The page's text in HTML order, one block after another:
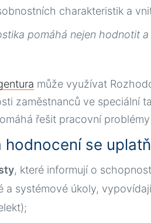
charakteristik a
pomáhá nejen hodnotit
může využívat
zaměstnanců ve speciální
řešit pracovní
hodnocení se
, které informují o
a systémové úkoly,